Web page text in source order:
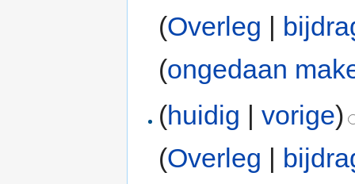
(Overleg
(ongedaan
(huidig |vorige)
(Overleg |